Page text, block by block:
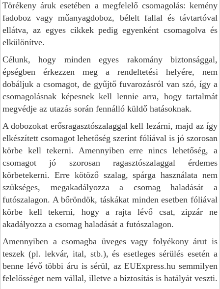
Törékeny áruk esetében a megfelelő csomagolás: kemény
fadoboz vagy műanyagdoboz, bélelt fallal és távtartóval
ellátva, az egyes cikkek pedig egyenként csomagolva és
elkülönítve.
Célunk, hogy minden egyes rakomány biztonsággal,
épségben érkezzen meg a rendeltetési helyére, nem
dobáljuk a csomagot, de gyűjtő fuvarozásról van szó, így a
csomagolásnak képesnek kell lennie arra, hogy tartalmát
megvédje az utazás során fennálló küldő hatásoknak.
A dobozokat erősragasztószalaggal kell lezárni, majd az így
elkészített csomagot lehetőség szerint fóliával is jó szorosan
körbe kell tekerni. Amennyiben erre nincs lehetőség, a
csomagot jó szorosan ragasztószalaggal érdemes
körbetekerni. Erre kötöző szalag, spárga használata nem
szükséges, megakadályozza a csomag haladását a
futószalagon. A bőröndök, táskákat minden esetben fóliával
körbe kell tekerni, hogy a rajta lévő csat, zipzár ne
akadályozza a csomag haladását a futószalagon.
Amennyiben a csomagba üveges vagy folyékony árut is
teszek (pl. lekvár, ital, stb.), és esetleges sérülés esetén a
benne lévő többi áru is sérül, az EUExpress.hu semmilyen
felelősséget nem vállal, illetve a biztosítás is hatályát veszti.